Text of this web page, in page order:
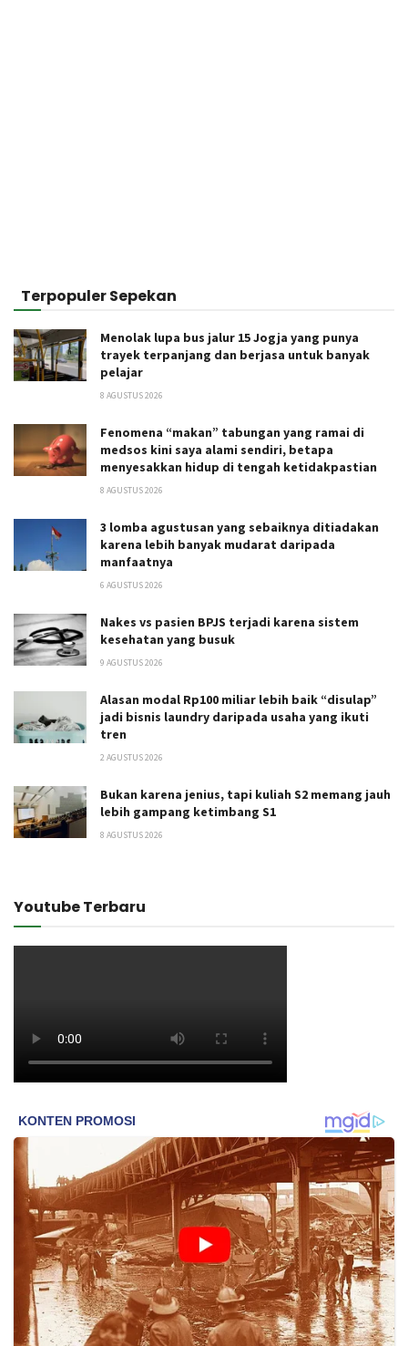
Terpopuler Sepekan
Menolak lupa bus jalur 15 Jogja yang punya
trayek terpanjang dan berjasa untuk banyak
pelajar
8 AGUSTUS 2026
Fenomena “makan” tabungan yang ramai di
medsos kini saya alami sendiri, betapa
menyesakkan hidup di tengah ketidakpastian
8 AGUSTUS 2026
3 lomba agustusan yang sebaiknya ditiadakan
karena lebih banyak mudarat daripada
manfaatnya
6 AGUSTUS 2026
Nakes vs pasien BPJS terjadi karena sistem
kesehatan yang busuk
9 AGUSTUS 2026
Alasan modal Rp100 miliar lebih baik “disulap”
jadi bisnis laundry daripada usaha yang ikuti
tren
2 AGUSTUS 2026
Bukan karena jenius, tapi kuliah S2 memang jauh
lebih gampang ketimbang S1
8 AGUSTUS 2026
Youtube Terbaru